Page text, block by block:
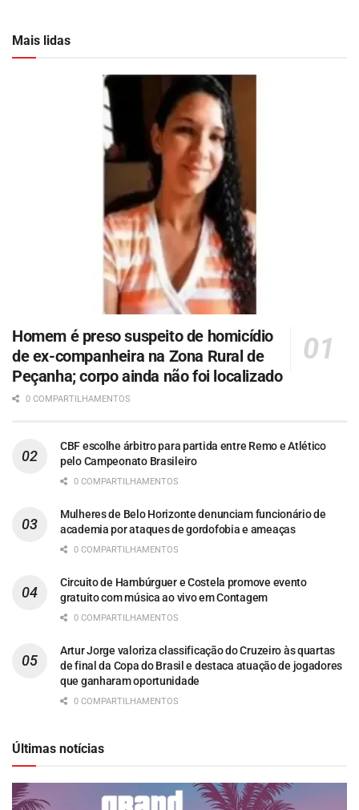
Mais lidas
Homem é preso suspeito de homicídio
de ex-companheira na Zona Rural de
Peçanha; corpo ainda não foi localizado
0 COMPARTILHAMENTOS
CBF escolhe árbitro para partida entre Remo e Atlético
pelo Campeonato Brasileiro
0 COMPARTILHAMENTOS
Mulheres de Belo Horizonte denunciam funcionário de
academia por ataques de gordofobia e ameaças
0 COMPARTILHAMENTOS
Circuito de Hambúrguer e Costela promove evento
gratuito com música ao vivo em Contagem
0 COMPARTILHAMENTOS
Artur Jorge valoriza classificação do Cruzeiro às quartas
de final da Copa do Brasil e destaca atuação de jogadores
que ganharam oportunidade
0 COMPARTILHAMENTOS
Últimas notícias